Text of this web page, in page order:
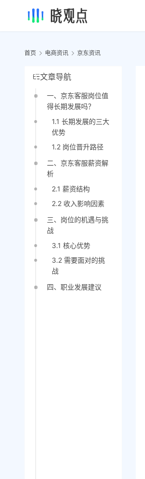
首页 电商资讯 京东资讯
文章导航
一、京东客服岗位值
得长期发展吗？
1.1 长期发展的三大
优势
1.2 岗位晋升路径
二、京东客服薪资解
析
2.1 薪资结构
2.2 收入影响因素
三、岗位的机遇与挑
战
3.1 核心优势
3.2 需要面对的挑
战
四、职业发展建议